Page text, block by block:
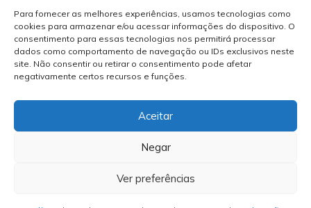
Para fornecer as melhores experiências, usamos tecnologias como
cookies para armazenar e/ou acessar informações do dispositivo. O
consentimento para essas tecnologias nos permitirá processar
dados como comportamento de navegação ou IDs exclusivos neste
site. Não consentir ou retirar o consentimento pode afetar
negativamente certos recursos e funções.
Aceitar
Negar
Ver preferências
Site Por hacklab